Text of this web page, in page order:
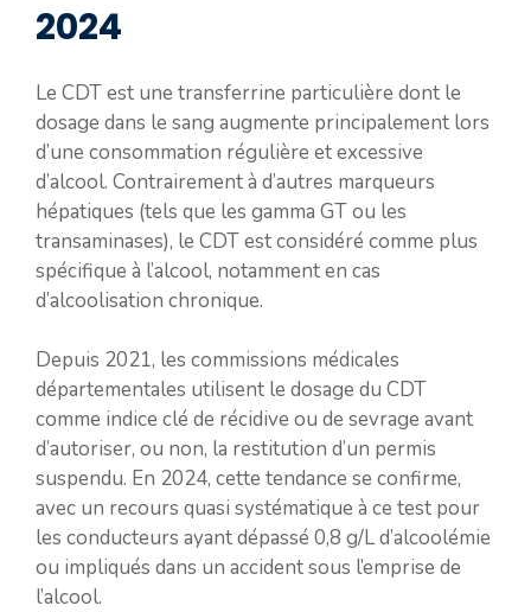
2024
Le CDT est une transferrine particulière dont le
dosage dans le sang augmente principalement lors
d’une consommation régulière et excessive
d’alcool. Contrairement à d’autres marqueurs
hépatiques (tels que les gamma GT ou les
transaminases), le CDT est considéré comme plus
spécifique à l’alcool, notamment en cas
d’alcoolisation chronique.
Depuis 2021, les commissions médicales
départementales utilisent le dosage du CDT
comme indice clé de récidive ou de sevrage avant
d’autoriser, ou non, la restitution d’un permis
suspendu. En 2024, cette tendance se confirme,
avec un recours quasi systématique à ce test pour
les conducteurs ayant dépassé 0,8 g/L d’alcoolémie
ou impliqués dans un accident sous l’emprise de
l’alcool.